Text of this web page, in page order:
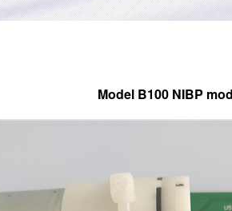
Model B100 NIBP